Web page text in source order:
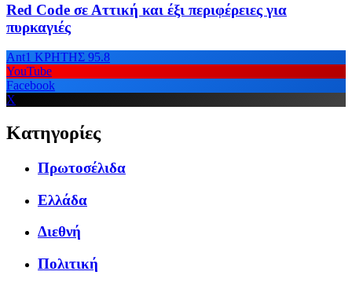
Red Code σε Αττική και έξι περιφέρειες για
πυρκαγιές
Ant1 ΚΡΗΤΗΣ 95.8
YouTube
Facebook
X
Κατηγορίες
Πρωτοσέλιδα
Ελλάδα
Διεθνή
Πολιτική